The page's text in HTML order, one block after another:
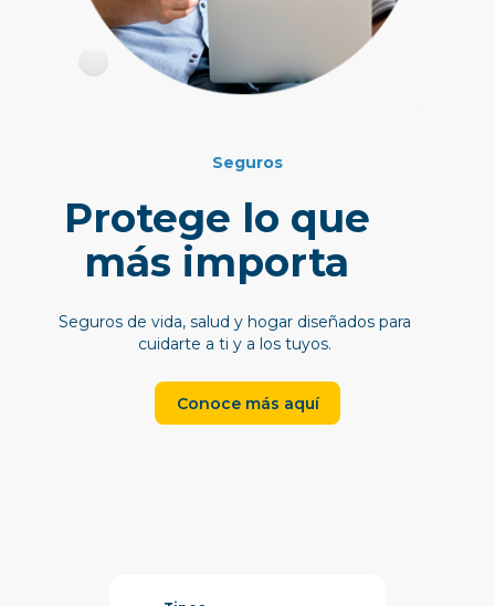
Seguros
Protege lo que
más importa
Seguros de vida, salud y hogar diseñados para
cuidarte a ti y a los tuyos.
Conoce más aquí